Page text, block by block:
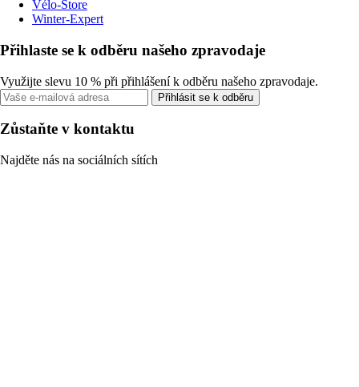
Vélo-Store
Winter-Expert
Přihlaste se k odběru našeho zpravodaje
Využijte slevu 10 % při přihlášení k odběru našeho zpravodaje.
Přihlásit se k odběru
Zůstaňte v kontaktu
Najděte nás na sociálních sítích